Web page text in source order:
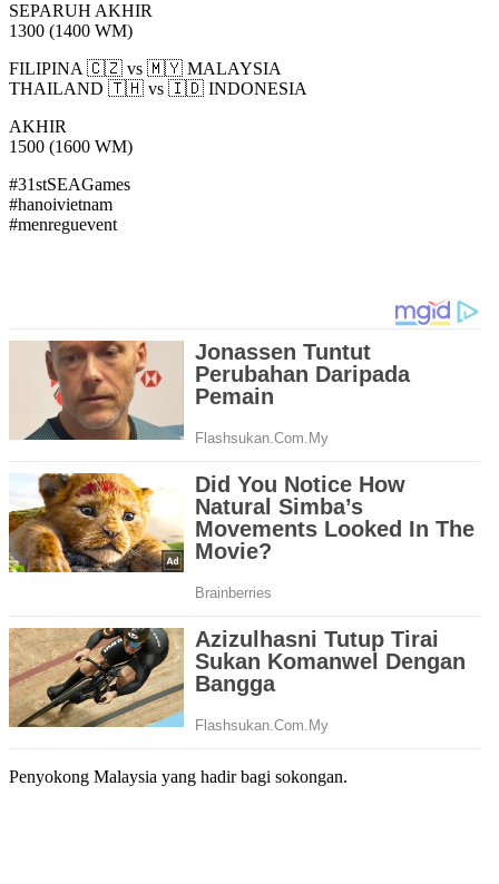
SEPARUH AKHIR
1300 (1400 WM)
FILIPINA 🇨🇿 vs 🇲🇾 MALAYSIA
THAILAND 🇹🇭 vs 🇮🇩 INDONESIA
AKHIR
1500 (1600 WM)
#31stSEAGames
#hanoivietnam
#menreguevent
Penyokong Malaysia yang hadir bagi sokongan.